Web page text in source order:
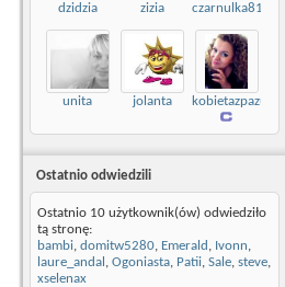
dzidzia zizia czarnulka81
unita jolanta kobietazpazurem
Ostatnio odwiedzili
Ostatnio 10 użytkownik(ów) odwiedziło
tą stronę:
bambi, domitw5280, Emerald , Ivonn,
laure_andal , Ogoniasta, Patii, Sale, steve,
xselenax